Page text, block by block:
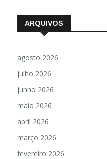
ARQUIVOS
agosto 2026
julho 2026
junho 2026
maio 2026
abril 2026
março 2026
fevereiro 2026